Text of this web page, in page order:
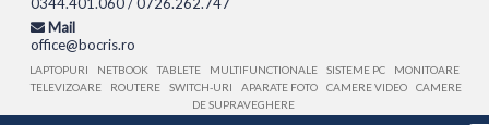
0344.401.060 / 0726.262.747
Mail
office@bocris.ro
LAPTOPURI NETBOOK TABLETE MULTIFUNCTIONALE SISTEME PC
MONITOARE
TELEVIZOARE
ROUTERE SWITCH-URI APARATE FOTO CAMERE VIDEO
CAMERE
DE SUPRAVEGHERE